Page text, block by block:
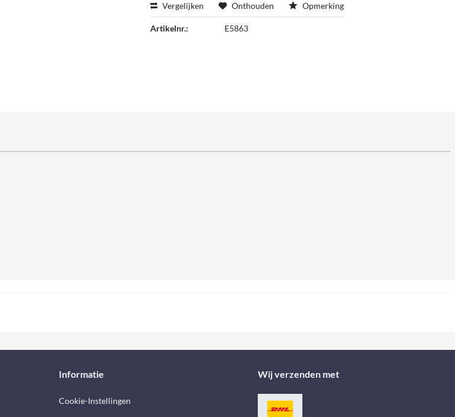
Vergelijken Onthouden Opmerking
Artikelnr.: E5863
Informatie
Cookie-Instellingen
Wij verzenden met